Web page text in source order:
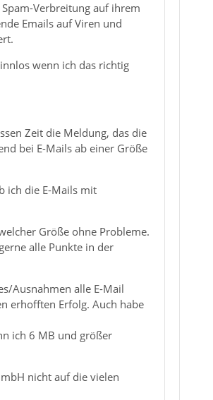
Verbreitung auf ihrem
Emails auf Viren und
wenn ich das richtig
Zeit die Meldung, das die
bei E-Mails ab einer Größe
ich die E-Mails mit
Größe ohne Probleme.
alle Punkte in der
Ausnahmen alle E-Mail
erhofften Erfolg. Auch habe
ich 6 MB und größer
nicht auf die vielen